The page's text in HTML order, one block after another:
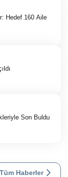
Hedef 160 Aile
Son Buldu
Tüm Haberler